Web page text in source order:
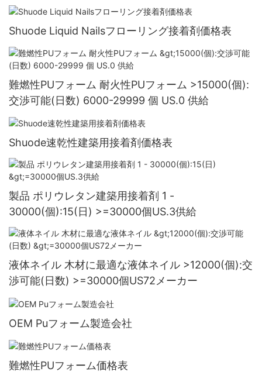
Shuode Liquid Nailsフローリング接着剤価格表
難燃性PUフォーム 耐火性PUフォーム >15000(個):
交渉可能(日数) 6000-29999 個 US.0 供給
Shuode速乾性建築用接着剤価格表
製品 ポリウレタン建築用接着剤 1 -
30000(個):15(日) >=30000個US.3供給
液体ネイル 木材に最適な液体ネイル >12000(個):交
渉可能(日数) >=30000個US72メーカー
OEM Puフォーム製造会社
難燃性PUフォーム価格表